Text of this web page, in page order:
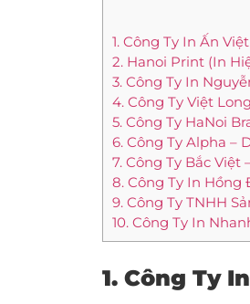
1. Công Ty In Ấn
2. Hanoi Print (In
3. Công Ty In
4. Công Ty Việt
5. Công Ty HaNoi
6. Công Ty Alpha –
7. Công Ty Bắc
8. Công Ty In Hồng
9. Công Ty TNHH
10. Công Ty In
1. Công Ty